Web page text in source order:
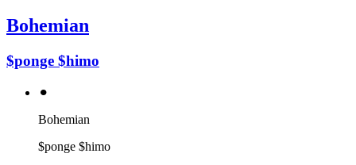
Bohemian
$ponge $himo
⚫︎
Bohemian
$ponge $himo